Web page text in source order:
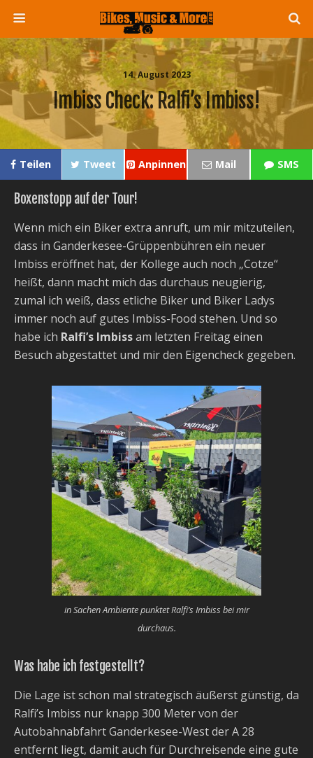
14. August 2023
Imbiss Check: Ralfi’s Imbiss!
Teilen Tweet Anpinnen Mail SMS
Boxenstopp auf der Tour!
Wenn mich ein Biker extra anruft, um mir mitzuteilen,
dass in Ganderkesee-Grüppenbühren ein neuer
Imbiss eröffnet hat, der Kollege auch noch „Cotze“
heißt, dann macht mich das durchaus neugierig,
zumal ich weiß, dass etliche Biker und Biker Ladys
immer noch auf gutes Imbiss-Food stehen. Und so
habe ich Ralfi’s Imbissam letzten Freitag einen
Besuch abgestattet und mir den Eigencheck gegeben.
in Sachen Ambiente punktet Ralfi’s Imbiss bei mir
durchaus.
Was habe ich festgestellt?
Die Lage ist schon mal strategisch äußerst günstig, da
Ralfi’s Imbiss nur knapp 300 Meter von der
Autobahnabfahrt Ganderkesee-West der A 28
entfernt liegt, damit auch für Durchreisende eine gute